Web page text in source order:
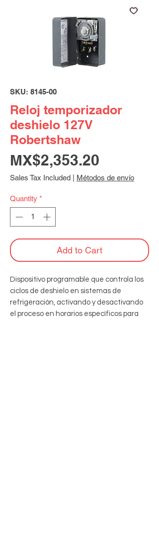
SKU: 8145-00
Reloj temporizador
deshielo 127V
Robertshaw
MX$2,353.20
Sales Tax Included Métodos de envío
Quantity *
Add to Cart
Dispositivo programable que controla los
ciclos de deshielo en sistemas de
refrigeración, activando y desactivando
el proceso en horarios específicos para